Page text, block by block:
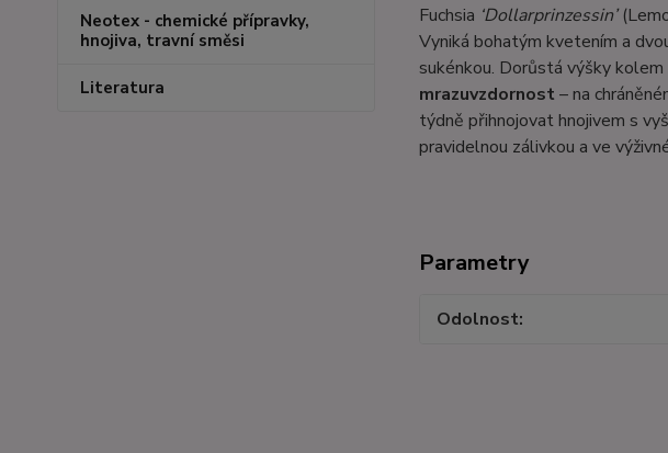
Neotex - chemické přípravky,
hnojiva, travní směsi
Literatura
Fuchsia ‘Dollarprinzessin’
Vyniká bohatým kvetením a
sukénkou. Dorůstá výšky
mrazuvzdornost – na
týdně přihnojovat hnojivem s
pravidelnou zálivkou a ve
Parametry
Odolnost